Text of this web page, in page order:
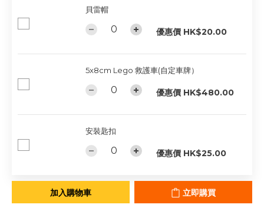
貝雷帽
優惠價 HK$20.00
5x8cm Lego 救護車(自定車牌）
優惠價 HK$480.00
安裝匙扣
優惠價 HK$25.00
加入購物車 立即購買